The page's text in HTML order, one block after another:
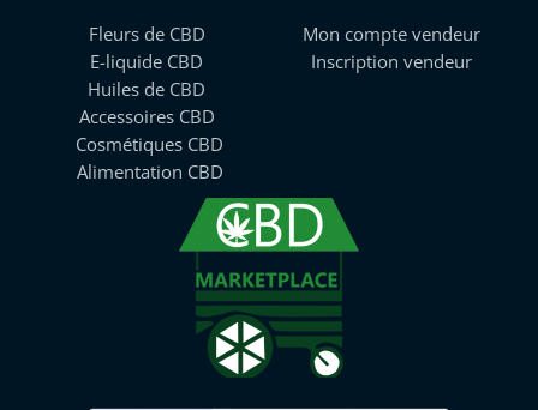
Fleurs de CBD
E-liquide CBD
Huiles de CBD
Accessoires CBD
Cosmétiques CBD
Alimentation CBD
Mon compte vendeur
Inscription vendeur